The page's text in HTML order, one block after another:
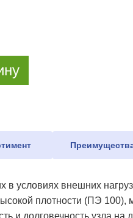
условиях внешних
плотности (ПЭ
и долговечность узла на